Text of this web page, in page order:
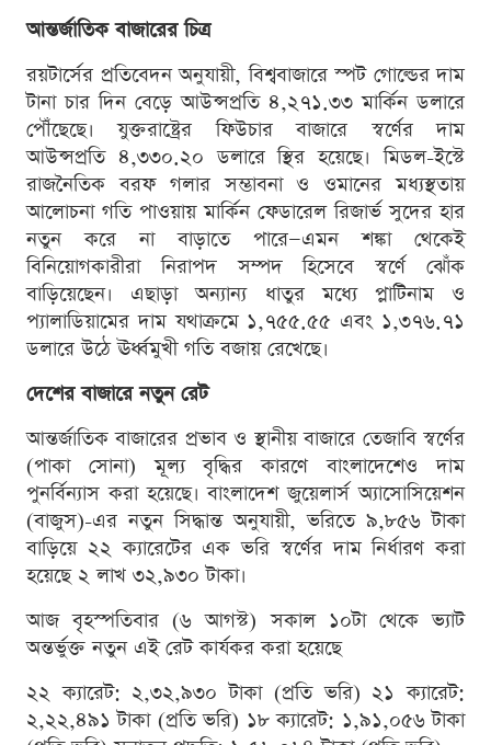
আন্তর্জাতিক বাজারের চিত্র
রয়টার্সের প্রতিবেদন অনুযায়ী, বিশ্ববাজারে স্পট গোল্ডের দাম
টানা চার দিন বেড়ে আউন্সপ্রতি ৪,২৭১.৩৩ মার্কিন ডলারে
পৌঁছেছে। যুক্তরাষ্ট্রের ফিউচার বাজারে স্বর্ণের দাম
আউন্সপ্রতি ৪,৩৩০.২০ ডলারে স্থির হয়েছে। মিডল-ইস্টে
রাজনৈতিক বরফ গলার সম্ভাবনা ও ওমানের মধ্যস্থতায়
আলোচনা গতি পাওয়ায় মার্কিন ফেডারেল রিজার্ভ সুদের হার
নতুন করে না বাড়াতে পারে—এমন শঙ্কা থেকেই
বিনিয়োগকারীরা নিরাপদ সম্পদ হিসেবে স্বর্ণে ঝোঁক
বাড়িয়েছেন। এছাড়া অন্যান্য ধাতুর মধ্যে প্লাটিনাম ও
প্যালাডিয়ামের দাম যথাক্রমে ১,৭৫৫.৫৫ এবং ১,৩৭৬.৭১
ডলারে উঠে ঊর্ধ্বমুখী গতি বজায় রেখেছে।
দেশের বাজারে নতুন রেট
আন্তর্জাতিক বাজারের প্রভাব ও স্থানীয় বাজারে তেজাবি স্বর্ণের
(পাকা সোনা) মূল্য বৃদ্ধির কারণে বাংলাদেশেও দাম
পুনর্বিন্যাস করা হয়েছে। বাংলাদেশ জুয়েলার্স অ্যাসোসিয়েশন
(বাজুস)-এর নতুন সিদ্ধান্ত অনুযায়ী, ভরিতে ৯,৮৫৬ টাকা
বাড়িয়ে ২২ ক্যারেটের এক ভরি স্বর্ণের দাম নির্ধারণ করা
হয়েছে ২ লাখ ৩২,৯৩০ টাকা।
আজ বৃহস্পতিবার (৬ আগস্ট) সকাল ১০টা থেকে ভ্যাট
অন্তর্ভুক্ত নতুন এই রেট কার্যকর করা হয়েছে
২২ ক্যারেট: ২,৩২,৯৩০ টাকা (প্রতি ভরি) ২১ ক্যারেট:
২,২২,৪৯১ টাকা (প্রতি ভরি) ১৮ ক্যারেট: ১,৯১,০৫৬ টাকা